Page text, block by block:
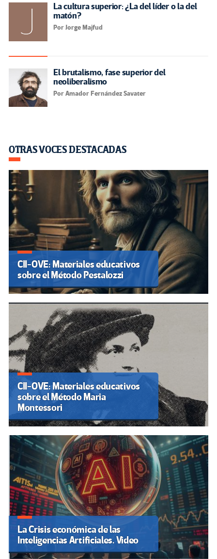
La cultura superior: ¿La del líder o la del
matón?
Por Jorge Majfud
El brutalismo, fase superior del
neoliberalismo
Por Amador Fernández Savater
OTRAS VOCES DESTACADAS
CII-OVE: Materiales educativos
sobre el Método Pestalozzi
CII-OVE: Materiales educativos
sobre el Método Maria
Montessori
La Crisis económica de las
Inteligencias Artificiales. Video